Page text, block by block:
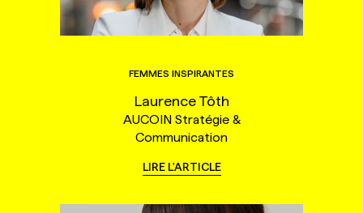
FEMMES INSPIRANTES
Laurence Tôth
AUCOIN Stratégie &
Communication
LIRE L'ARTICLE